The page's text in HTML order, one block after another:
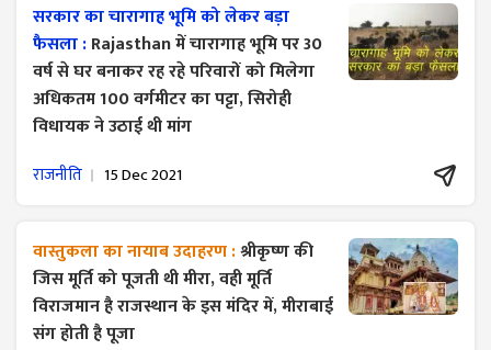
सरकार का चारागाह भूमि को लेकर बड़ा
फैसला :Rajasthan में चारागाह भूमि पर 30
वर्ष से घर बनाकर रह रहे परिवारों को मिलेगा
अधिकतम 100 वर्गमीटर का पट्टा, सिरोही
विधायक ने उठाई थी मांग
राजनीति 15 Dec 2021
वास्तुकला का नायाब उदाहरण :श्रीकृष्ण की
जिस मूर्ति को पूजती थी मीरा, वही मूर्ति
विराजमान है राजस्थान के इस मंदिर में, मीराबाई
संग होती है पूजा